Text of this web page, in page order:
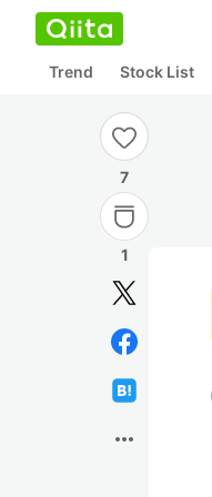
Trend Stock List
7
1
more_horiz